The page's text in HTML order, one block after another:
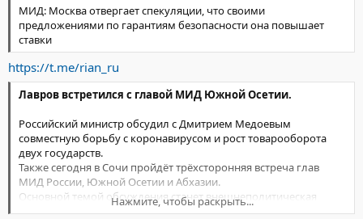
МИД: Москва отвергает спекуляции, что своими
предложениями по гарантиям безопасности она повышает
ставки
https://t.me/rian_ru
Лавров встретился с главой МИД Южной Осетии.
Российский министр обсудил с Дмитрием Медоевым
совместную борьбу с коронавирусом и рост товарооборота
двух государств.
Также сегодня в Сочи пройдёт трёхсторонняя встреча глав
МИД России, Южной Осетии и Абхазии.
Основной темой обсуждения станет внешнеполитическая
координацияи региональная безопасность.
Нажмите, чтобы раскрыть...